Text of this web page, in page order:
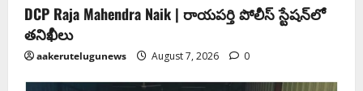
DCP Raja Mahendra Naik | రాయపర్తి పోలీస్ స్టేషన్‌లో
తనిఖీలు
aakerutelugunews August 7, 2026 0